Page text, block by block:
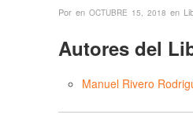
Por en OCTUBRE 15, 2018 en
Autores del
Manuel Rivero